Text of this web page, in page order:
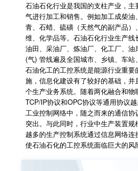
石油石化行业是我国的支柱产业，主
气进行加工和销售。例如加工成柴油
青、石蜡、硫磺（天然气的副产品）
维、化学品等。石油石化行业生产线
油田、采油厂、炼油厂、化工厂、油
(气) 管线遍及全国城市、乡镇、车站
石油化工的工控系统是能源行业重要
施，信息化建设有了较好的基础，并
个生产业务系统。随着两化融合和物
TCP/IP协议和OPC协议等通用协议
工业控制网络中，随之而来的通信协
突出。与此同时，行业中生产装置规
越多的生产控制系统通过信息网络连
使石油石化的工控系统面临巨大的风